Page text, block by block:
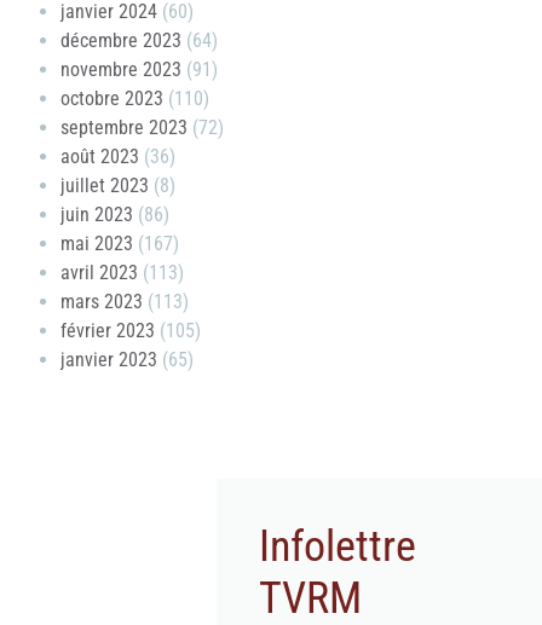
janvier 2024 (60)
décembre 2023 (64)
novembre 2023 (91)
octobre 2023 (110)
septembre 2023 (72)
août 2023 (36)
juillet 2023 (8)
juin 2023 (86)
mai 2023 (167)
avril 2023 (113)
mars 2023 (113)
février 2023 (105)
janvier 2023 (65)
Infolettre
TVRM